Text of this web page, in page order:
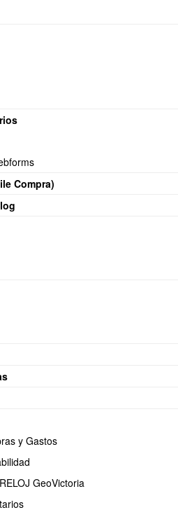
Compra)
y Gastos
GeoVictoria
archivo
que indique
con el excel debe retirar del
volver a cargar.